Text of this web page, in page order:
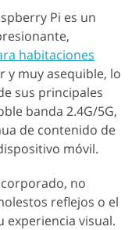
Pi es un
habitaciones
y muy asequible, lo
sus principales
banda 2.4G/5G,
de contenido de
móvil.
no
reflejos o el
visual.